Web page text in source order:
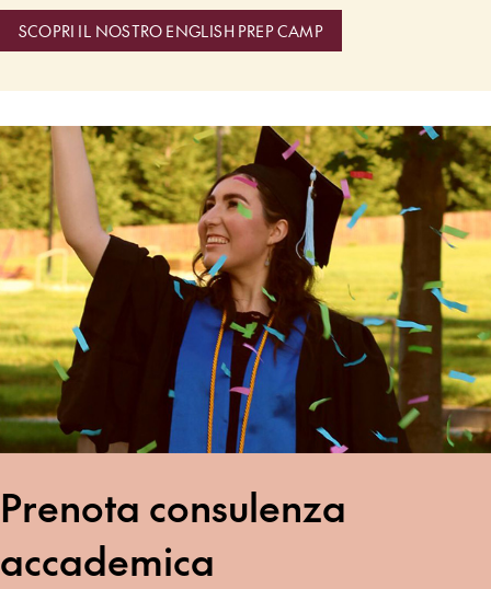
SCOPRI IL NOSTRO ENGLISH PREP CAMP
Prenota consulenza
accademica